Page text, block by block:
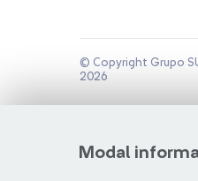
Modal
© Copyright Grupo
2026